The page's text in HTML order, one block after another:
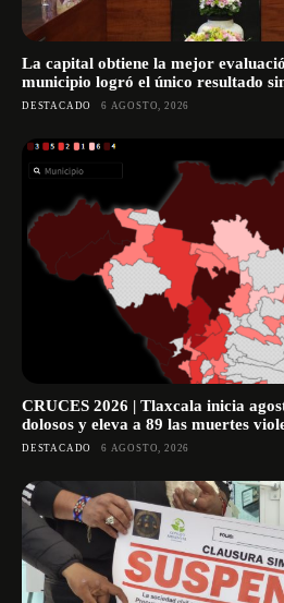
La capital obtiene la mejor
municipio logró el único resultado
DESTACADO 6 AGOSTO, 2026
CRUCES 2026 | Tlaxcala inicia
dolosos y eleva a 89 las muertes
DESTACADO 6 AGOSTO, 2026